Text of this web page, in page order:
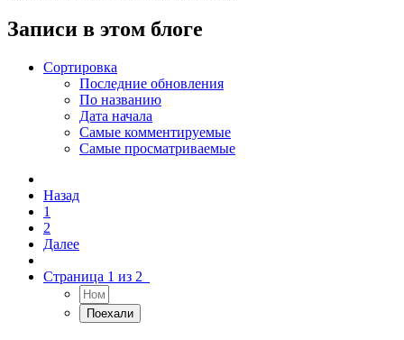
Записи в этом блоге
Сортировка
Последние обновления
По названию
Дата начала
Самые комментируемые
Самые просматриваемые
Назад
1
2
Далее
Страница 1 из 2